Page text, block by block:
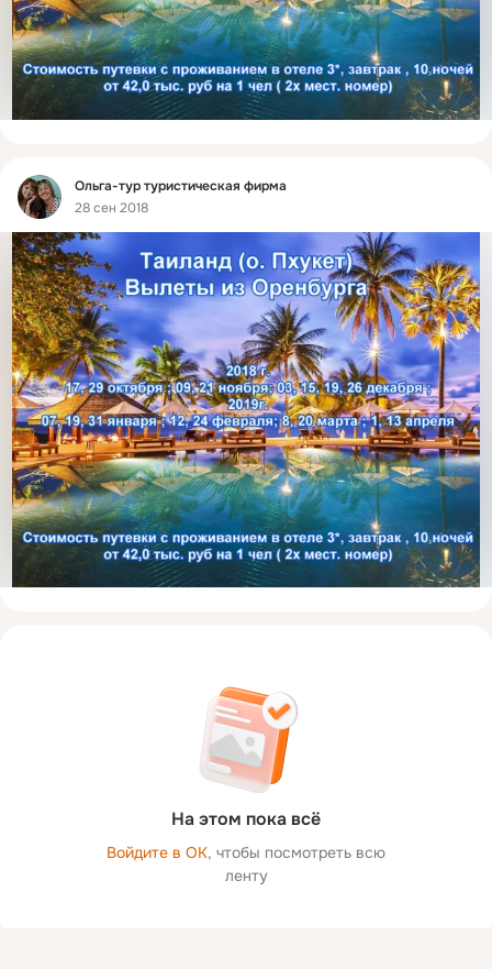
Фид
Ольга-тур туристическая фирма
28 сен 2018
На этом пока всё
Войдите в ОК, чтобы посмотреть всю
ленту